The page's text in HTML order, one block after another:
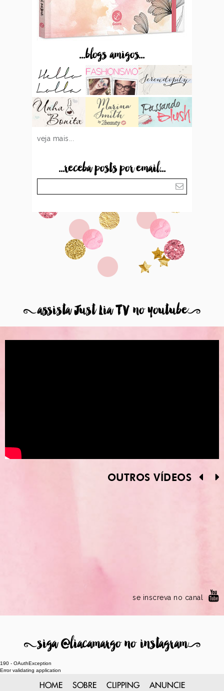
...blogs amigos...
veja mais...
...receba posts por email...
8assista Just Lia TV no youtube9
OUTROS VÍDEOS
se inscreva no canal
8siga @liacamargo no instagram9
190 - OAuthException
Error validating application
HOME SOBRE CLIPPING ANUNCIE